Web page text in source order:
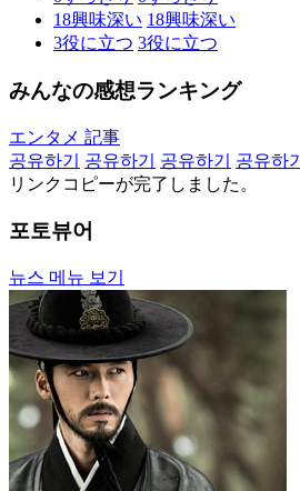
18興味深い 18興味深い
3役に立つ 3役に立つ
みんなの感想ランキング
エンタメ 記事
공유하기
공유하기 공유하기 공유하기
リンクコピーが完了しました。
포토뷰어
뉴스 메뉴 보기